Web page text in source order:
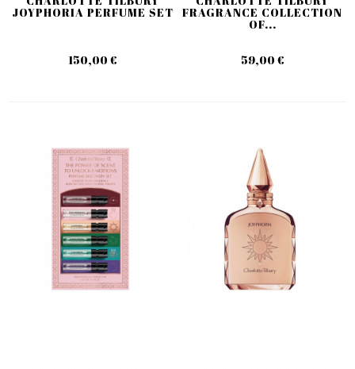
JOYPHORIA PERFUME SET
150,00 €
FRAGRANCE COLLECTION
OF...
59,00 €